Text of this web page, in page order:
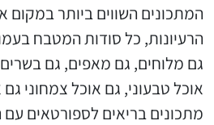
המתכונים השווים ביותר
הרעיונות, כל סודות המטבח
גם מלוחים, גם מאפים, גם
אוכל טבעוני, גם אוכל צמחוני
מתכונים בריאים לספורטאים עם